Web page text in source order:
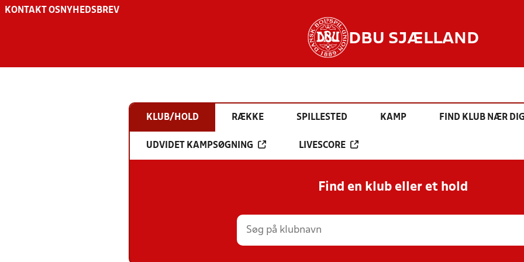
KONTAKT OS NYHEDSBREV
DBU SJÆLLAND
KLUB/HOLD RÆKKE SPILLESTED KAMP FIND KLUB NÆR
UDVIDET KAMPSØGNING LIVESCORE
Find en klub eller et hold